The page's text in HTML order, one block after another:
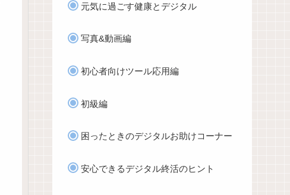
元気に過ごす健康とデジタル
写真&動画編
初心者向けツール応用編
初級編
困ったときのデジタルお助けコーナー
安心できるデジタル終活のヒント